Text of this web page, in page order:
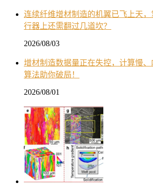
连续纤维增材制造的机翼已飞上天
行器上还需翻过几道坎？
2026/08/03
增材制造数据量正在失控，计算慢
算法助你破局！
2026/08/01